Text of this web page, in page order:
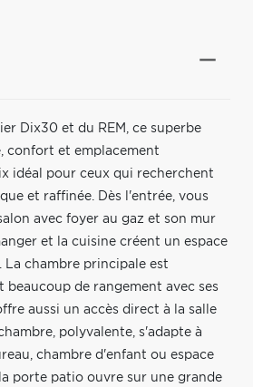
Dix30 et du REM, ce superbe
confort et emplacement
idéal pour ceux qui recherchent
et raffinée. Dès l'entrée, vous
avec foyer au gaz et son mur
et la cuisine créent un espace
chambre principale est
beaucoup de rangement avec ses
aussi un accès direct à la salle
polyvalente, s'adapte à
chambre d'enfant ou espace
porte patio ouvre sur une grande